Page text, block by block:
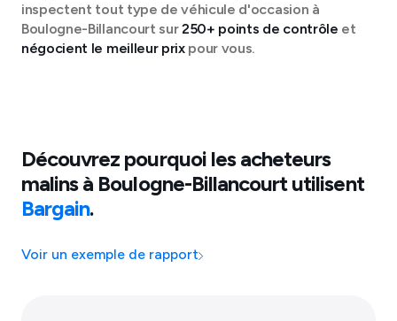
inspectent tout type de véhicule d'occasion à
Boulogne-Billancourt sur250+ points de contrôle et
négocient le meilleur prixpour vous.
Découvrez pourquoi les acheteurs
malins à Boulogne-Billancourtutilisent
Bargain.
Voir un exemple de rapport